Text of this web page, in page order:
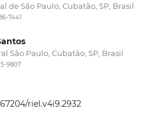
de São Paulo, Cubatão, SP, Brasil
7441
São Paulo, Cubatão, SP, Brasil
9807
riel.v4i9.2932